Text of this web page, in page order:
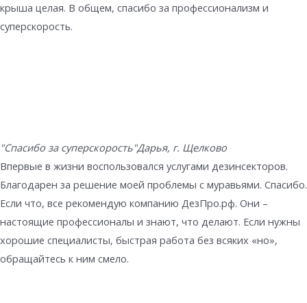
крыша целая. В общем, спасибо за профессионализм и
суперскорость.
"Спасибо за суперскорость"Дарья, г. Щелково
Впервые в жизни воспользовался услугами дезинсекторов.
Благодарен за решение моей проблемы с муравьями. Спасибо.
Если что, все рекомендую компанию ДезПро.рф. Они –
настоящие профессионалы и знают, что делают. Если нужны
хорошие специалисты, быстрая работа без всяких «но»,
обращайтесь к ним смело.